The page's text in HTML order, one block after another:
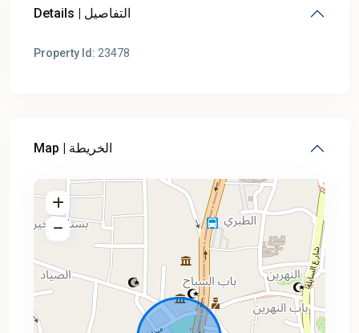
Details | التفاصيل
Property Id: 23478
Map | الخريطة